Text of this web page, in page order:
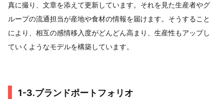
真に撮り、文章を添えて更新しています。それを見た生産者やグ
ループの流通担当が産地や食材の情報を届けます。そうすること
により、相互の感情移入度がどんどん高まり、生産性もアップし
ていくようなモデルを構築しています。
1-3.ブランドポートフォリオ